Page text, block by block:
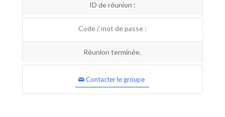
ID de réunion :
Code / mot de passe :
Réunion terminée.
Contacter le groupe